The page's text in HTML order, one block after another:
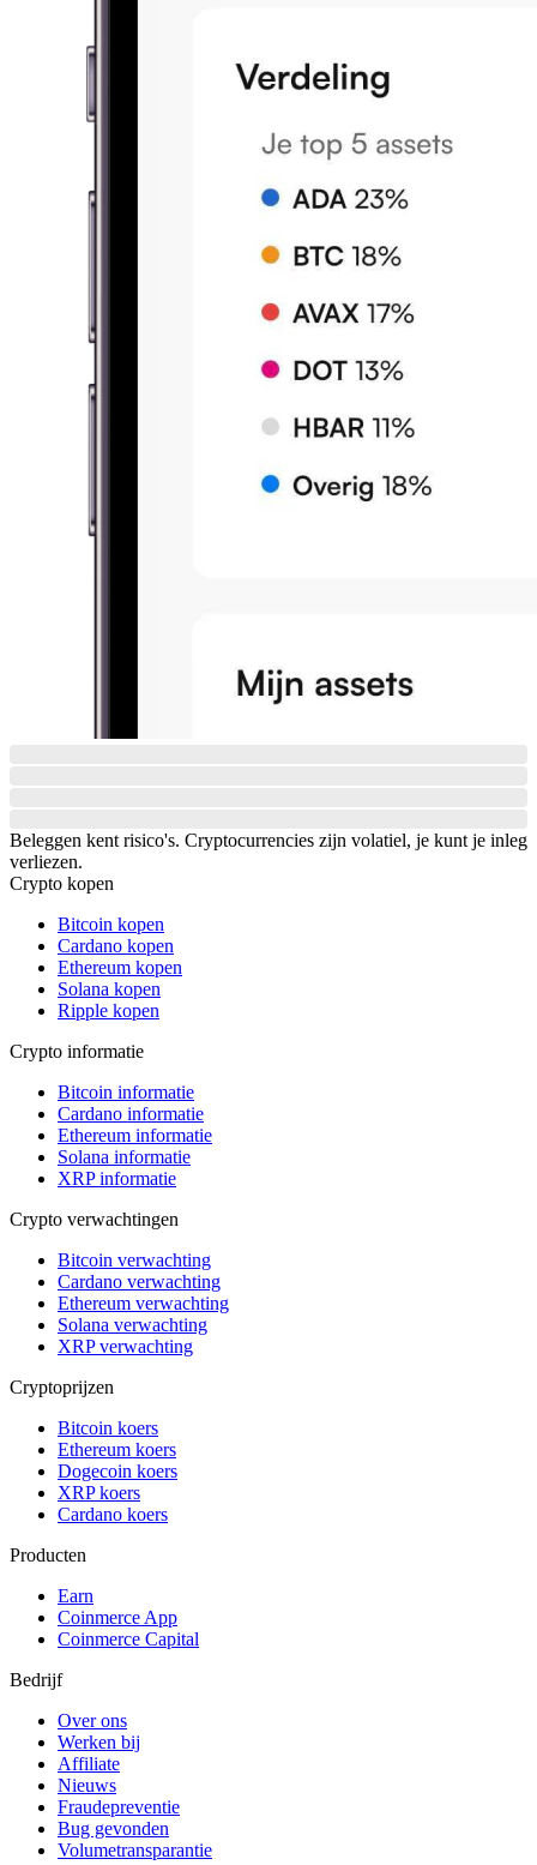
Beleggen kent risico's. Cryptocurrencies zijn volatiel, je kunt je inleg
verliezen.
Crypto kopen
Bitcoin kopen
Cardano kopen
Ethereum kopen
Solana kopen
Ripple kopen
Crypto informatie
Bitcoin informatie
Cardano informatie
Ethereum informatie
Solana informatie
XRP informatie
Crypto verwachtingen
Bitcoin verwachting
Cardano verwachting
Ethereum verwachting
Solana verwachting
XRP verwachting
Cryptoprijzen
Bitcoin koers
Ethereum koers
Dogecoin koers
XRP koers
Cardano koers
Producten
Earn
Coinmerce App
Coinmerce Capital
Bedrijf
Over ons
Werken bij
Affiliate
Nieuws
Fraudepreventie
Bug gevonden
Volumetransparantie